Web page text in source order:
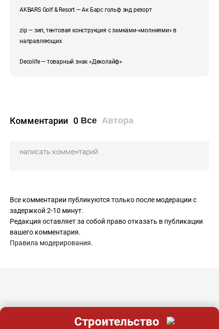
AKBARS Golf & Resort — Ак Барс гольф энд резорт
zip — зип, тентовая конструкция с замками-«молниями» в
направляющих
Decolife — товарный знак «Деколайф»
Комментарии 0 Все Автора
Все комментарии публикуются только после модерации с
задержкой 2-10 минут.
Редакция оставляет за собой право отказать в публикации
вашего комментария.
Правила модерирования.
Строительство